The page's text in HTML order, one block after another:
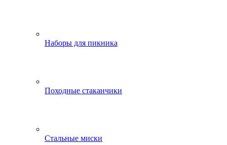
Наборы для пикника
Походные стаканчики
Стальные миски